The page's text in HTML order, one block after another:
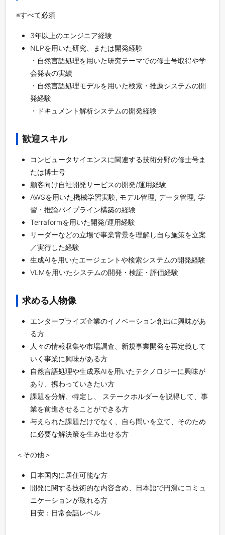
※すべて必須
3年以上のエンジニア経験
NLPを用いた研究、または開発経験
・自然言語処理を用いた研究テーマでの修士号取得や学
会発表の実績
・自然言語処理モデルを用いた検索・推薦システムの開
発経験
・ドキュメント解析システムの開発経験
歓迎スキル
コンピュータサイエンスに関連する技術分野の修士号ま
たは博士号
顧客向け自社開発サービスの開発/運用経験
AWSを用いた機械学習実験, モデル管理, データ管理, 学
習・推論パイプライン構築の経験
Terraformを用いた開発/運用経験
リーダーなどの立場で事業背景を理解し自ら施策を立案
／実行した経験
生成AIを用いたエージェントや検索システムの開発経験
VLMを用いたシステムの開発・検証・評価経験
求める人物像
エンタープライズ企業のイノベーション創出に興味があ
る方
人々の情報収集や市場調査、新規事業開発を再定義して
いく事業に興味がある方
自然言語処理や生成系AIを用いたテクノロジーに興味が
あり、携わっていきたい方
課題を分解、特定し、 ステークホルダーを説得して、事
業を前進させることができる方
与えられた課題だけでなく、自ら問いを立て、そのため
に必要な解決策を生み出せる方
＜その他＞
日本国内に居住可能な方
開発に関する技術的な内容含め、日本語で円滑にコミュ
ニケーションが取れる方
目安：日常会話レベル